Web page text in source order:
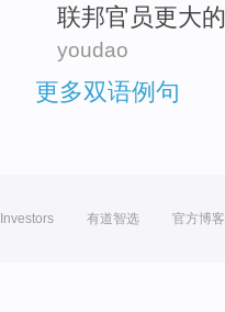
联邦官员更大的
youdao
更多双语例句
Investors 有道智选 官方博客